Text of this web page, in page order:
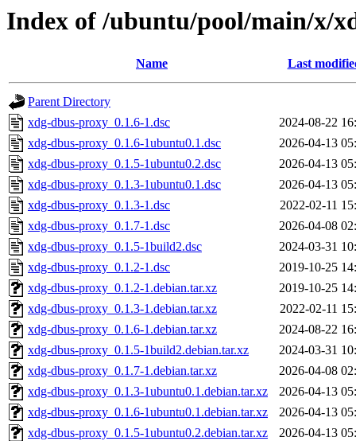
Index of /ubuntu/pool/main/x/
Name Last
Parent Directory
xdg-dbus-proxy_0.1.6-1.dsc
2024-08-22
xdg-dbus-proxy_0.1.6-1ubuntu0.1.dsc
2026-04-13
xdg-dbus-proxy_0.1.5-1ubuntu0.2.dsc
2026-04-13
xdg-dbus-proxy_0.1.3-1ubuntu0.1.dsc
2026-04-13
xdg-dbus-proxy_0.1.3-1.dsc
2022-02-11
xdg-dbus-proxy_0.1.7-1.dsc
2026-04-08
xdg-dbus-proxy_0.1.5-1build2.dsc
2024-03-31
xdg-dbus-proxy_0.1.2-1.dsc
2019-10-25
xdg-dbus-proxy_0.1.2-1.debian.tar.xz
2019-10-25
xdg-dbus-proxy_0.1.3-1.debian.tar.xz
2022-02-11
xdg-dbus-proxy_0.1.6-1.debian.tar.xz
2024-08-22
xdg-dbus-proxy_0.1.5-1build2.debian.tar.xz
2024-03-31
xdg-dbus-proxy_0.1.7-1.debian.tar.xz
2026-04-08
xdg-dbus-proxy_0.1.3-1ubuntu0.1.debian.tar.xz
2026-04-13
xdg-dbus-proxy_0.1.6-1ubuntu0.1.debian.tar.xz
2026-04-13
xdg-dbus-proxy_0.1.5-1ubuntu0.2.debian.tar.xz
2026-04-13